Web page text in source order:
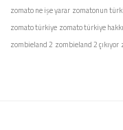
zomato ne işe yarar zomatonun
zomato türkiye zomato türkiye
zombieland 2 zombieland 2 çıkıyor